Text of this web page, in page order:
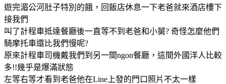
遊完湄公河肚子特別的餓，回飯店休息一下老爸就來酒店樓下
接我們
叫了計程車抵達餐廳後一直等不到老爸和小舅? 奇怪怎麼他們
騎摩托車還比我們慢呢?
原來計程車司機戴我們到另一間ngon餐廳，這間外國洋人比較
多!!幾乎是爆滿狀態
左等右等才看到老爸他在Line上發的門口照片不太一樣